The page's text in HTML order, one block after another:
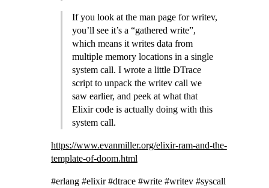
If you look at the man page for writev,
you’ll see it’s a “gathered write”,
which means it writes data from
multiple memory locations in a single
system call. I wrote a little DTrace
script to unpack the writev call we
saw earlier, and peek at what that
Elixir code is actually doing with this
system call.
https://www.evanmiller.org/elixir-ram-and-the-
template-of-doom.html
#erlang #elixir #dtrace #write #writev #syscall